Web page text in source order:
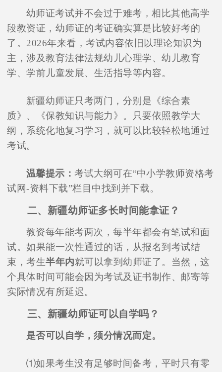
幼师证考试并不会过于难考，相比其他高学
段教资证，幼师证的考证确实算是比较好考的
了。2026年来看，考试内容依旧以理论知识为
主，涉及教育法律法规幼儿心理学、幼儿教育
学、学前儿童发展、生活指导等内容。
新疆幼师证只考两门，分别是《综合素
质》、《保教知识与能力》。只要依照教学大
纲，系统化地复习学习，就可以比较轻松地通过
考试。
温馨提示：考试大纲可在“中小学教师资格考
试网-资料下载”栏目中找到并下载。
二、新疆幼师证多长时间能拿证？
教资每年能考两次，每半年都会有笔试和面
试。如果能一次性通过的话，从报名到考试结
束，考生半年内就可以拿到幼师证了。当然，这
个具体时间可能会因为考试及证书制作、邮寄等
实际情况有所延迟。
三、新疆幼师证可以自学吗？
是否可以自学，须分情况而定。
⑴如果考生没有足够时间备考，平时只有零